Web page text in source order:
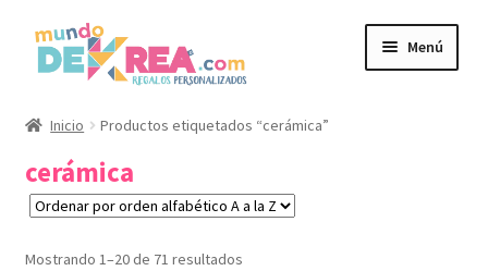
Ir
navegación
Ir
contenido
Menú
Personalizados
Productos
Regalos para
Inicio Productos etiquetados “cerámica”
cerámica
Mostrando 1–20 de 71 resultados